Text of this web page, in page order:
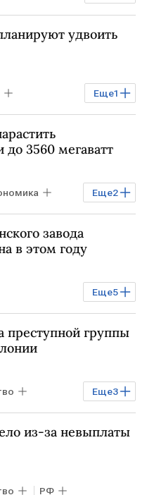
удвоить
Еще1
3560 мегаватт
Еще2
завода
в этом году
Еще5
преступной группы
Еще3
из-за невыплаты
РФ